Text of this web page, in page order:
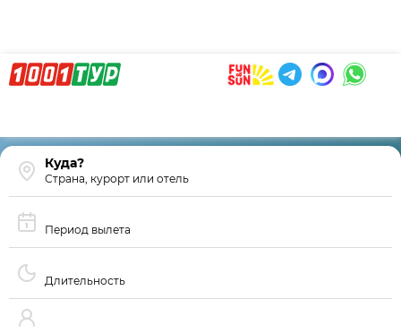
Страна, курорт или отель
Период вылета
Длительность